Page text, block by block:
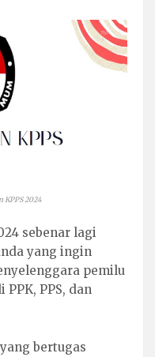
KPPS 2024
sebenar lagi
yang ingin
pemilu
PPS, dan
bertugas